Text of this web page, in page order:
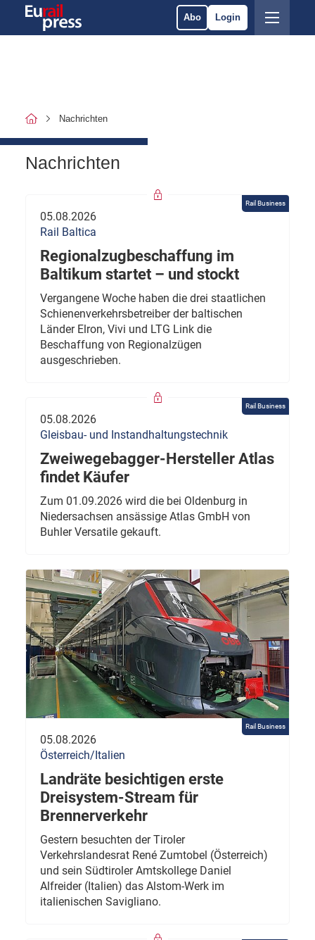
Abo Login
Nachrichten
Nachrichten
Rail Business
05.08.2026
Rail Baltica
Regionalzugbeschaffung im
Baltikum startet – und stockt
Vergangene Woche haben die drei staatlichen
Schienenverkehrsbetreiber der baltischen
Länder Elron, Vivi und LTG Link die
Beschaffung von Regionalzügen
ausgeschrieben.
Rail Business
05.08.2026
Gleisbau- und Instandhaltungstechnik
Zweiwegebagger-Hersteller Atlas
findet Käufer
Zum 01.09.2026 wird die bei Oldenburg in
Niedersachsen ansässige Atlas GmbH von
Buhler Versatile gekauft.
Rail Business
05.08.2026
Österreich/Italien
Landräte besichtigen erste
Dreisystem-Stream für
Brennerverkehr
Gestern besuchten der Tiroler
Verkehrslandesrat René Zumtobel (Österreich)
und sein Südtiroler Amtskollege Daniel
Alfreider (Italien) das Alstom-Werk im
italienischen Savigliano.